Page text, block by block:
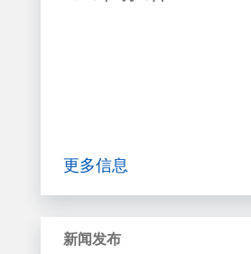
更多信息
新闻发布